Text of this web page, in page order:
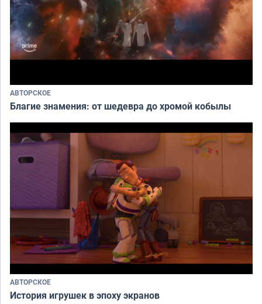
АВТОРСКОЕ
Благие знамения: от шедевра до хромой кобылы
АВТОРСКОЕ
История игрушек в эпоху экранов